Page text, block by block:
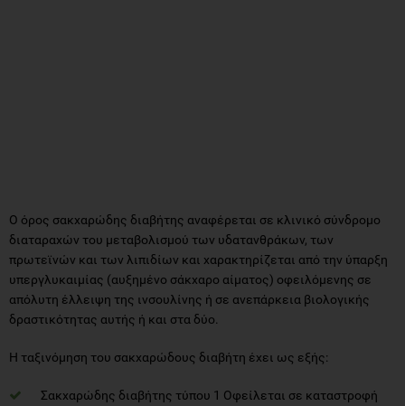
Ο όρος σακχαρώδης διαβήτης αναφέρεται σε κλινικό σύνδρομο
διαταραχών του μεταβολισμού των υδατανθράκων, των
πρωτεϊνών και των λιπιδίων και χαρακτηρίζεται από την ύπαρξη
υπεργλυκαιμίας (αυξημένο σάκχαρο αίματος) οφειλόμενης σε
απόλυτη έλλειψη της ινσουλίνης ή σε ανεπάρκεια βιολογικής
δραστικότητας αυτής ή και στα δύο.
Η ταξινόμηση του σακχαρώδους διαβήτη έχει ως εξής:
Σακχαρώδης διαβήτης τύπου 1 Οφείλεται σε καταστροφή